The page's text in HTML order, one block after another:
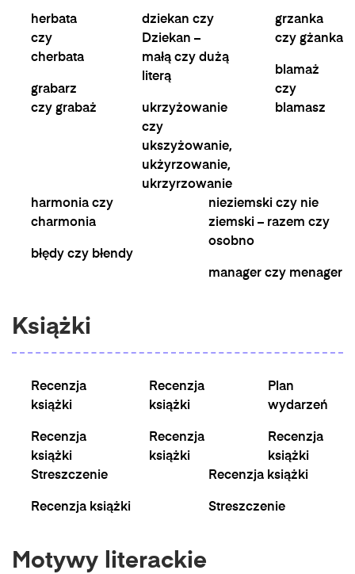
herbata
czy
cherbata
grabarz
czy grabaż
dziekan czy
Dziekan –
małą czy dużą
literą
ukrzyżowanie
czy
ukszyżowanie,
ukżyrzowanie,
ukrzyrzowanie
grzanka
czy gżanka
blamaż
czy
blamasz
harmonia czy
charmonia
błędy czy błendy
nieziemski czy nie
ziemski – razem czy
osobno
manager czy menager
Książki
Recenzja
książki
Recenzja
książki
Recenzja
książki
Recenzja
książki
Plan
wydarzeń
Recenzja
książki
Streszczenie
Recenzja książki
Recenzja książki
Streszczenie
Motywy literackie